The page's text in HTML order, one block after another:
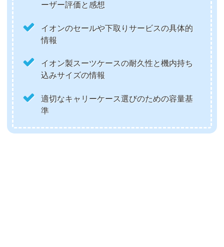
ーザー評価と感想
イオンのセールや下取りサービスの具体的
情報
イオン製スーツケースの耐久性と機内持ち
込みサイズの情報
適切なキャリーケース選びのための容量基
準